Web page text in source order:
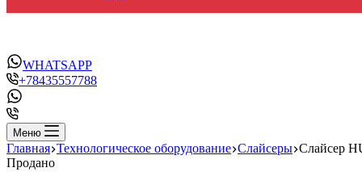
WHATSAPP
+78435557788
Меню
Главная Технологическое оборудование Слайсеры Слайсер
Продано